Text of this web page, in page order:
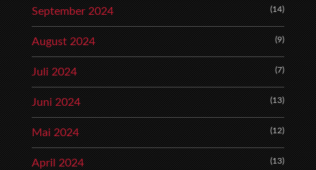
September 2024 (14)
August 2024 (9)
Juli 2024 (7)
Juni 2024 (13)
Mai 2024 (12)
April 2024 (13)